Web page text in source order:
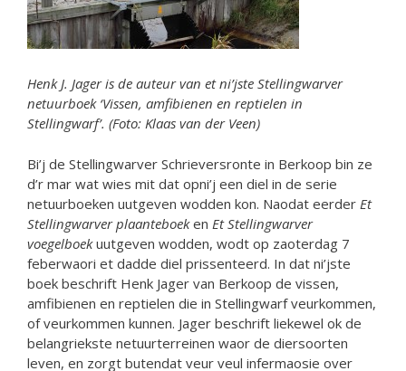
Henk J. Jager is de auteur van et ni’jste Stellingwarver
netuurboek ‘Vissen, amfibienen en reptielen in
Stellingwarf’. (Foto: Klaas van der Veen)
Bi’j de Stellingwarver Schrieversronte in Berkoop bin ze
d’r mar wat wies mit dat opni’j een diel in de serie
netuurboeken uutgeven wodden kon. Naodat eerder Et
Stellingwarver plaanteboeken Et Stellingwarver
voegelboekuutgeven wodden, wodt op zaoterdag 7
feberwaori et dadde diel prissenteerd. In dat ni’jste
boek beschrift Henk Jager van Berkoop de vissen,
amfibienen en reptielen die in Stellingwarf veurkommen,
of veurkommen kunnen. Jager beschrift liekewel ok de
belangriekste netuurterreinen waor de diersoorten
leven, en zorgt butendat veur veul infermaosie over